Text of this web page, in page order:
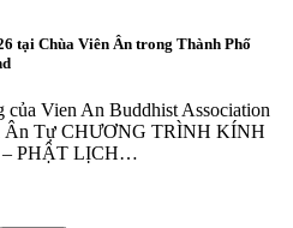
tại Chùa Viên Ân trong Thành Phố
của Vien An Buddhist Association
Tự CHƯƠNG TRÌNH KÍNH
PHẬT LỊCH…